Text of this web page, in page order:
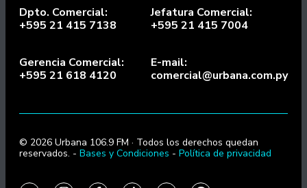
Dpto. Comercial:
+595 21 415 7138
Jefatura Comercial:
+595 21 415 7004
Gerencia Comercial:
+595 21 618 4120
E-mail:
comercial@urbana.com.py
© 2026 Urbana 106.9 FM · Todos los derechos quedan
reservados. - Bases y Condiciones - Política de privacidad